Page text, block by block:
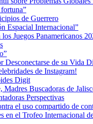
de Guerrero
Espacial Internacional”
Juegos Panamericanos
de su Vida
de Instagram!
Digit
Buscadoras de
Perspectivas
el uso compartido de
en el Trofeo Internacional